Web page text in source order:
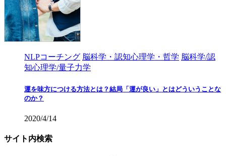
NLPコーチング 脳科学・認知心理学・哲学 脳科学/認
知心理学/量子力学
運を味方につける方法とは？結局「運が良い」とはどういうことな
のか？
2020/4/14
サイト内検索